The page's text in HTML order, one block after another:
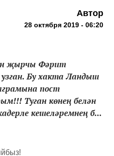
Автор
28 октября 2019 - 06:20
җырчы Фәрит
Бу хакта Ландыш
пост
Туган көнең белән
кешеләремнең б...